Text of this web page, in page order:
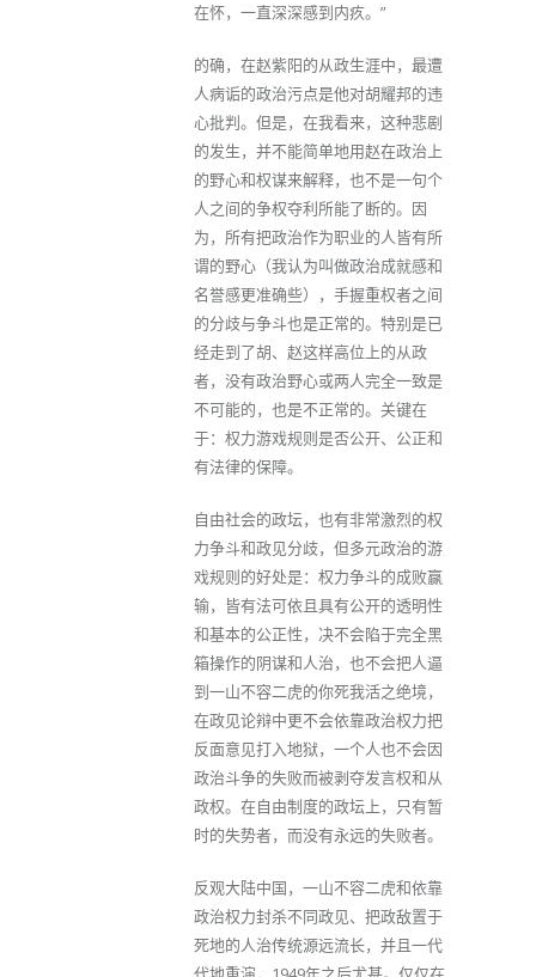
在怀，一直深深感到内疚。”
的确，在赵紫阳的从政生涯中，最遭
人病诟的政治污点是他对胡耀邦的违
心批判。但是，在我看来，这种悲剧
的发生，并不能简单地用赵在政治上
的野心和权谋来解释，也不是一句个
人之间的争权夺利所能了断的。因
为，所有把政治作为职业的人皆有所
谓的野心（我认为叫做政治成就感和
名誉感更准确些），手握重权者之间
的分歧与争斗也是正常的。特别是已
经走到了胡、赵这样高位上的从政
者，没有政治野心或两人完全一致是
不可能的，也是不正常的。关键在
于：权力游戏规则是否公开、公正和
有法律的保障。
自由社会的政坛，也有非常激烈的权
力争斗和政见分歧，但多元政治的游
戏规则的好处是：权力争斗的成败赢
输，皆有法可依且具有公开的透明性
和基本的公正性，决不会陷于完全黑
箱操作的阴谋和人治，也不会把人逼
到一山不容二虎的你死我活之绝境，
在政见论辩中更不会依靠政治权力把
反面意见打入地狱，一个人也不会因
政治斗争的失败而被剥夺发言权和从
政权。在自由制度的政坛上，只有暂
时的失势者，而没有永远的失败者。
反观大陆中国，一山不容二虎和依靠
政治权力封杀不同政见、把政敌置于
死地的人治传统源远流长，并且一代